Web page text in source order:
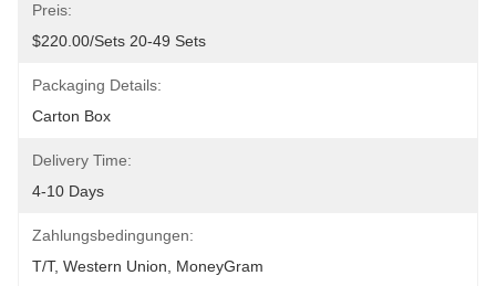
Preis:
$220.00/sets 20-49 Sets
Packaging Details:
Carton Box
Delivery Time:
4-10 Days
Zahlungsbedingungen:
T/T, Western Union, MoneyGram